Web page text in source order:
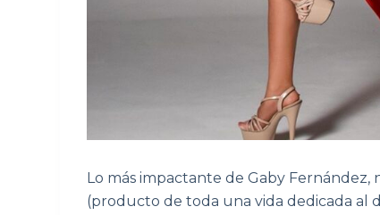
Lo más impactante de Gaby Fernández,
(producto de toda una vida dedicada al